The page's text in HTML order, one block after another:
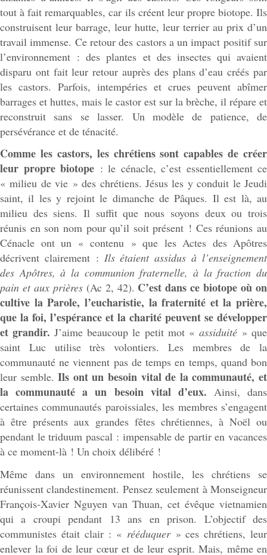
tout à fait remarquables, car ils créent leur propre biotope. Ils
construisent leur barrage, leur hutte, leur terrier au prix d’un
travail immense. Ce retour des castors a un impact positif sur
l’environnement : des plantes et des insectes qui avaient
disparu ont fait leur retour auprès des plans d’eau créés par
les castors. Parfois, intempéries et crues peuvent abîmer
barrages et huttes, mais le castor est sur la brèche, il répare et
reconstruit sans se lasser. Un modèle de patience, de
persévérance et de ténacité.
Comme les castors, les chrétiens sont capables de créer
leur propre biotope : le cénacle, c’est essentiellement ce
« milieu de vie » des chrétiens. Jésus les y conduit le Jeudi
saint, il les y rejoint le dimanche de Pâques. Il est là, au
milieu des siens. Il suffit que nous soyons deux ou trois
réunis en son nom pour qu’il soit présent ! Ces réunions au
Cénacle ont un « contenu » que les Actes des Apôtres
décrivent clairement : Ils étaient assidus à l’enseignement
des Apôtres, à la communion fraternelle, à la fraction du
pain et aux prières(Ac 2, 42). C’est dans ce biotope où on
cultive la Parole, l’eucharistie, la fraternité et la prière,
que la foi, l’espérance et la charité peuvent se développer
et grandir. J’aime beaucoup le petit mot « assiduité» que
saint Luc utilise très volontiers. Les membres de la
communauté ne viennent pas de temps en temps, quand bon
leur semble.Ils ont un besoin vital de la communauté, et
la communauté a un besoin vital d’eux. Ainsi, dans
certaines communautés paroissiales, les membres s’engagent
à être présents aux grandes fêtes chrétiennes, à Noël ou
pendant le triduum pascal : impensable de partir en vacances
à ce moment-là ! Un choix délibéré !
Même dans un environnement hostile, les chrétiens se
réunissent clandestinement. Pensez seulement à Monseigneur
François-Xavier Nguyen van Thuan, cet évêque vietnamien
qui a croupi pendant 13 ans en prison. L’objectif des
communistes était clair : « rééduquer» ces chrétiens, leur
enlever la foi de leur cœur et de leur esprit. Mais, même en